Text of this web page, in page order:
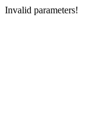
Invalid parameters!